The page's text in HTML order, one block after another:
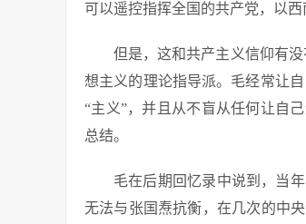
可以遥控指挥全国的共产党，以西
但是，这和共产主义信仰有
想主义的理论指导派。毛经常让
“主义”，并且从不盲从任何让自
总结。
毛在后期回忆录中说到，当
无法与张国焘抗衡，在几次的中